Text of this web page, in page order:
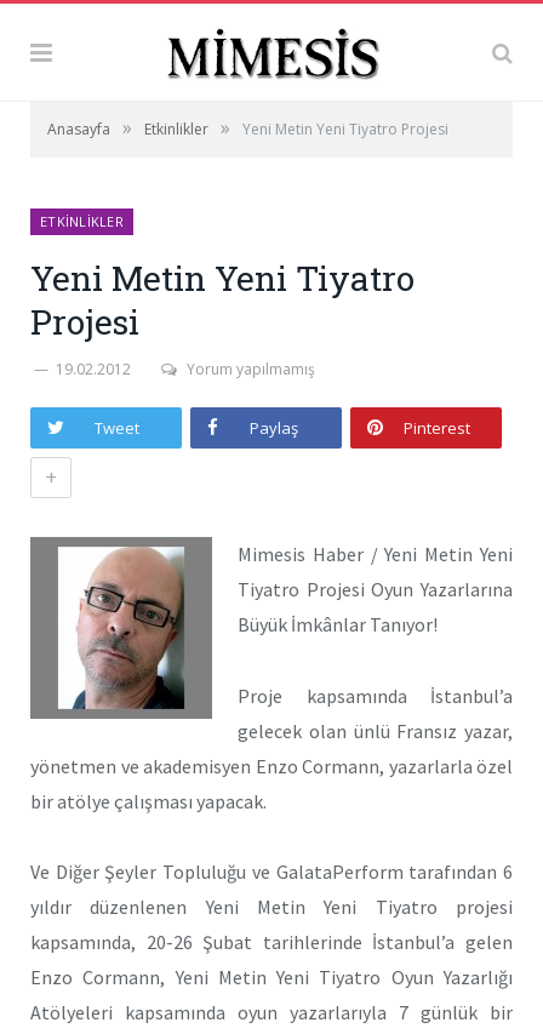
Anasayfa » Etkinlikler » Yeni Metin Yeni Tiyatro Projesi
ETKINLIKLER
Yeni Metin Yeni Tiyatro
Projesi
19.02.2012 Yorum yapılmamış
Tweet Paylaş Pinterest
+
Mimesis Haber / Yeni Metin Yeni
Tiyatro Projesi Oyun Yazarlarına
Büyük İmkânlar Tanıyor!
Proje kapsamında İstanbul’a
gelecek olan ünlü Fransız yazar,
yönetmen ve akademisyen Enzo Cormann, yazarlarla özel
bir atölye çalışması yapacak.
Ve Diğer Şeyler Topluluğu ve GalataPerform tarafından 6
yıldır düzenlenen Yeni Metin Yeni Tiyatro projesi
kapsamında, 20-26 Şubat tarihlerinde İstanbul’a gelen
Enzo Cormann, Yeni Metin Yeni Tiyatro Oyun Yazarlığı
Atölyeleri kapsamında oyun yazarlarıyla 7 günlük bir